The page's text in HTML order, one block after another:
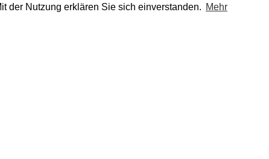
der Nutzung erklären Sie sich einverstanden. Mehr
Premiere im
DIRK LAMBACH· 15 JUNI 2026